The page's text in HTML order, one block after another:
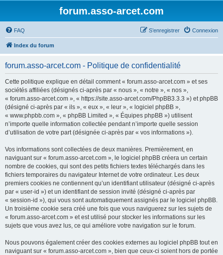
forum.asso-arcet.com
FAQ Connexion
S’enregistrer
Index du forum
forum.asso-arcet.com - Politique de confidentialité
Cette politique explique en détail comment « forum.asso-arcet.com » et ses
sociétés affiliées (désignés ci-après par « nous », « notre », « nos »,
« forum.asso-arcet.com », « https://site.asso-arcet.com/PhpBB3.3.3 ») et phpBB
(désigné ci-après par « ils », « eux », « leur », « logiciel phpBB »,
« www.phpbb.com », « phpBB Limited », « Équipes phpBB ») utilisent
n’importe quelle information collectée pendant n’importe quelle session
d’utilisation de votre part (désignée ci-après par « vos informations »).
Vos informations sont collectées de deux manières. Premièrement, en
naviguant sur « forum.asso-arcet.com », le logiciel phpBB créera un certain
nombre de cookies, qui sont des petits fichiers textes téléchargés dans les
fichiers temporaires du navigateur Internet de votre ordinateur. Les deux
premiers cookies ne contiennent qu’un identifiant utilisateur (désigné ci-après
par « user-id ») et un identifiant de session invité (désigné ci-après par
« session-id »), qui vous sont automatiquement assignés par le logiciel phpBB.
Un troisième cookie sera créé une fois que vous naviguerez sur les sujets de
« forum.asso-arcet.com » et est utilisé pour stocker les informations sur les
sujets que vous avez lus, ce qui améliore votre navigation sur le forum.
Nous pouvons également créer des cookies externes au logiciel phpBB tout en
naviguant sur « forum.asso-arcet.com », bien que ceux-ci soient hors de portée